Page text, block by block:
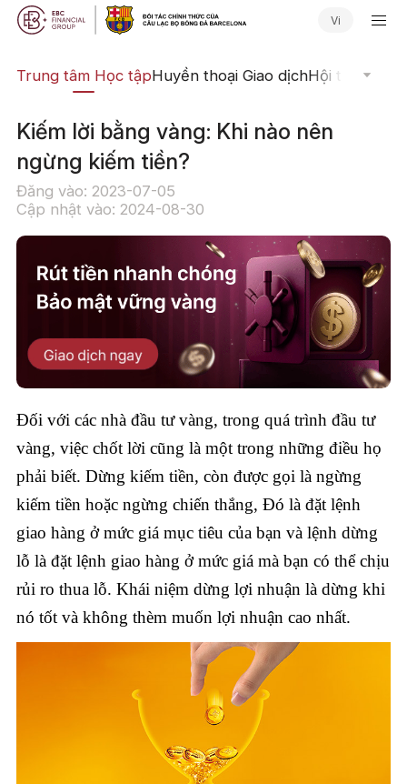
Vi
Trung tâm Học tậpHuyền thoại Giao dịchHội thảo
Kiếm lời bằng vàng: Khi nào nên
ngừng kiếm tiền?
Đăng vào: 2023-07-05
Cập nhật vào: 2024-08-30
Đối với các nhà đầu tư vàng, trong quá trình đầu tư
vàng, việc chốt lời cũng là một trong những điều họ
phải biết. Dừng kiếm tiền, còn được gọi là ngừng
kiếm tiền hoặc ngừng chiến thắng, Đó là đặt lệnh
giao hàng ở mức giá mục tiêu của bạn và lệnh dừng
lỗ là đặt lệnh giao hàng ở mức giá mà bạn có thể chịu
rủi ro thua lỗ. Khái niệm dừng lợi nhuận là dừng khi
nó tốt và không thèm muốn lợi nhuận cao nhất.